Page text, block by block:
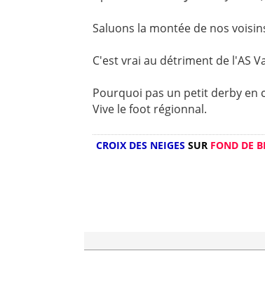
Saluons la montée de nos
C'est vrai au détriment de l'AS
Pourquoi pas un petit derby en
Vive le foot régionnal.
CROIX DES NEIGES SUR FOND DE